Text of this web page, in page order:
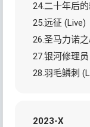
24.二十年后
25.远征 (Live)
26.圣马力诺
27.银河修理
28.羽毛鳞刺
2023-X